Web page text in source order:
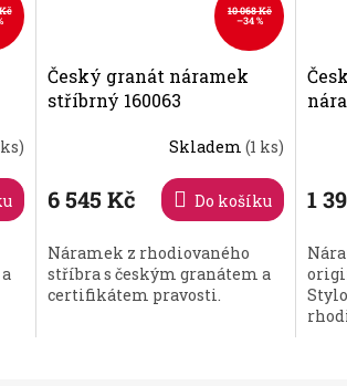
10 068 Kč
–34 %
Český granát náramek
stříbrný 160063
Skladem(1 ks)
6 545 Kč Do košíku
Náramek z rhodiovaného
stříbra s českým granátem a
certifikátem pravosti.
1